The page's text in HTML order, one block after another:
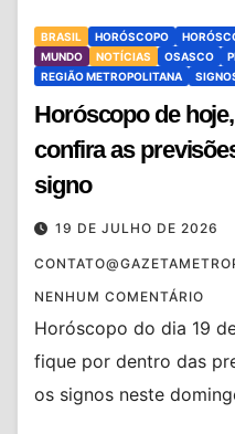
BRASIL HORÓSCOPO
MUNDO
NOTÍCIAS OSASCO
REGIÃO METROPOLITANA
Horóscopo de
confira as
signo
19 DE JULHO DE 2026
NENHUM COMENTÁRIO
Horóscopo do dia 19
fique por dentro das
os signos neste